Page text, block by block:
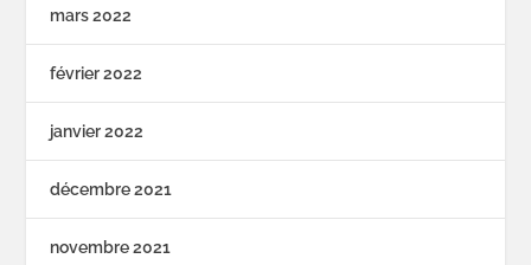
mars 2022
février 2022
janvier 2022
décembre 2021
novembre 2021